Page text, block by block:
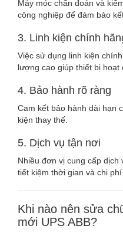
Máy móc chẩn đoán và
công nghiệp để đảm bảo
3. Linh kiện chính
Việc sử dụng linh kiện
lượng cao giúp thiết bị
4. Bảo hành rõ ràng
Cam kết bảo hành dài hạn
kiện thay thế.
5. Dịch vụ tận nơi
Nhiều đơn vị cung cấp
tiết kiệm thời gian và chi
Khi nào nên sửa
mới UPS ABB?